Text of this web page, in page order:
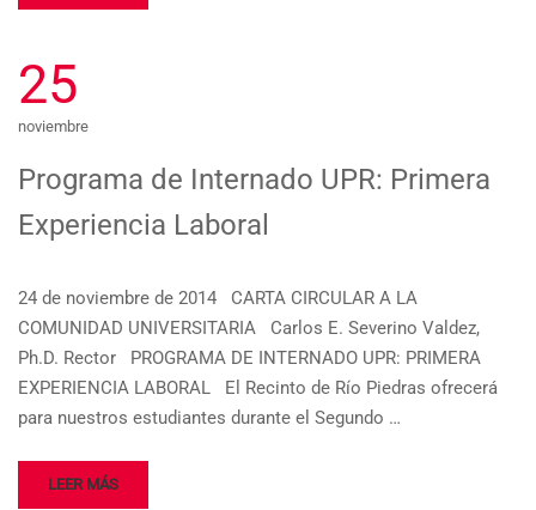
25
noviembre
Programa de Internado UPR: Primera
Experiencia Laboral
24 de noviembre de 2014 CARTA CIRCULAR A LA
COMUNIDAD UNIVERSITARIA Carlos E. Severino Valdez,
Ph.D. Rector PROGRAMA DE INTERNADO UPR: PRIMERA
EXPERIENCIA LABORAL El Recinto de Río Piedras ofrecerá
para nuestros estudiantes durante el Segundo …
LEER MÁS